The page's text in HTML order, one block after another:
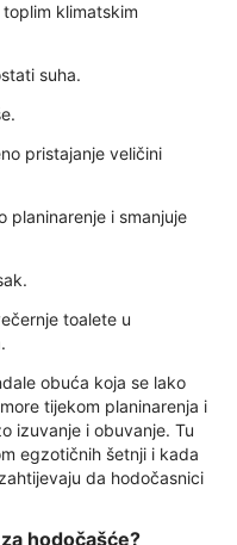
klimatskim
suha.
pristajanje veličini
planinarenje i smanjuje
toalete u
obuća koja se lako
tijekom planinarenja i
izuvanje i obuvanje. Tu
egzotičnih šetnji i kada
da hodočasnici
hodočašće?